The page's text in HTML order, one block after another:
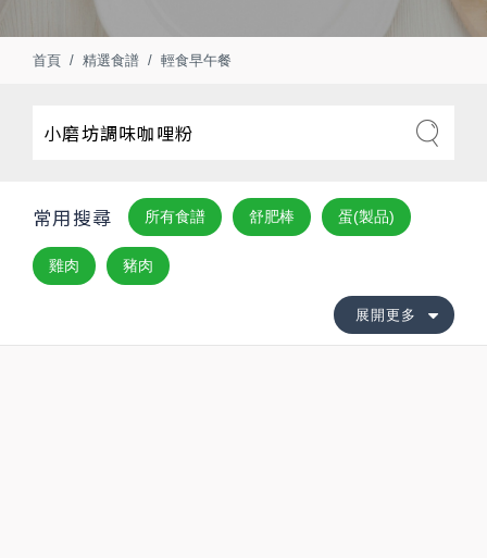
首頁 精選食譜 輕食早午餐
常用搜尋 所有食譜 舒肥棒 蛋(製品)
雞肉 豬肉
展開更多